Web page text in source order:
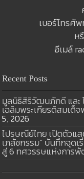
เบอร์โทรศั
ห
อีเมล์
Recent Posts
มูลนิธิสิริวัฒนภักดี และ
เฉลิมพระเกียรติสมเด็
5, 2026
ไปรษณีย์ไทย เปิดตัวแ
เภสัชกรรม” บันทึกจุดเ
สู่ 6 ทศวรรษแห่งการ